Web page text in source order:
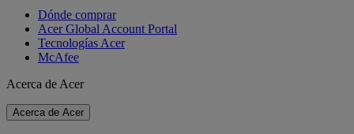
Dónde comprar
Acer Global Account Portal
Tecnologías Acer
McAfee
Acerca de Acer
Acerca de Acer